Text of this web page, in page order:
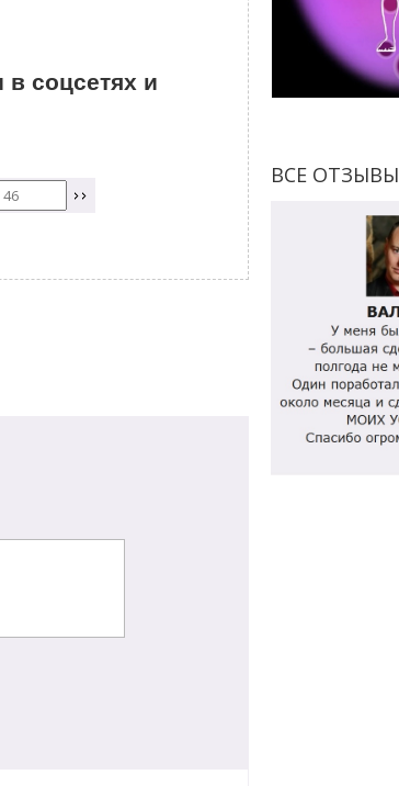
ОТЗЫВЫ ВСЕ ОТЗЫВЫ
соцсетях и